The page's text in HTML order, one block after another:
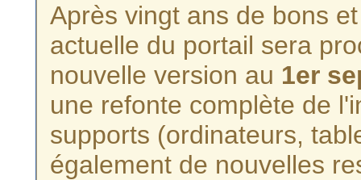
Après vingt ans de bons
actuelle du portail sera
nouvelle version au 1er
une refonte complète de
supports (ordinateurs,
également de nouvelles